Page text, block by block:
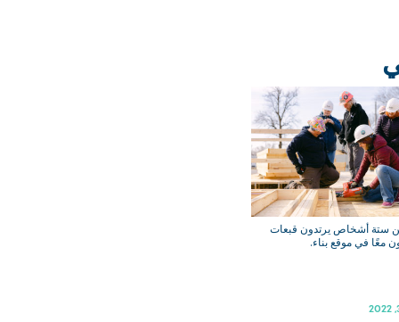
ستة أشخاص يرتدون قبعات
معًا في موقع بناء.